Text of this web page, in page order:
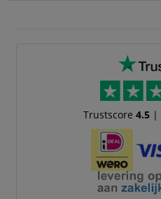
Trustscore 4.5|